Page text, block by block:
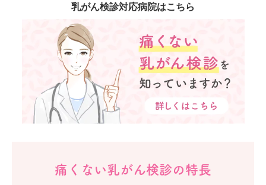
乳がん検診対応病院はこちら
痛くない乳がん検診の特長